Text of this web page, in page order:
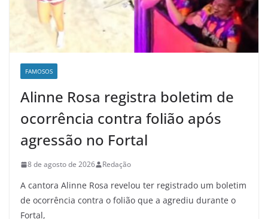
FAMOSOS
Alinne Rosa registra boletim de
ocorrência contra folião após
agressão no Fortal
8 de agosto de 2026 Redação
A cantora Alinne Rosa revelou ter registrado um boletim
de ocorrência contra o folião que a agrediu durante o
Fortal,